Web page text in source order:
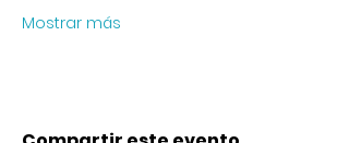
Mostrar más